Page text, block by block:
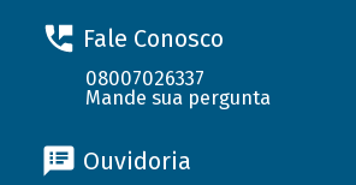
Fale Conosco
08007026337
Mande sua pergunta
Ouvidoria